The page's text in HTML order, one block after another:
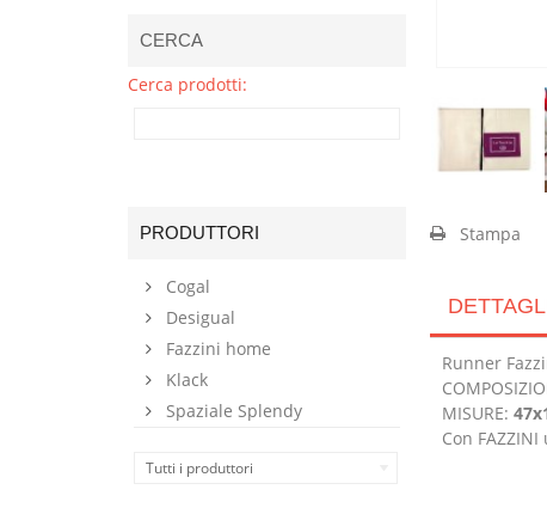
CERCA
Cerca prodotti:
PRODUTTORI
Cogal
Desigual
Fazzini home
Klack
Spaziale Splendy
Tutti i produttori
Stampa
Runner
MISURE:
Con